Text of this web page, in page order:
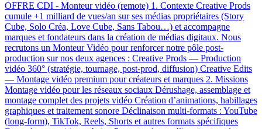
OFFRE CDI - Monteur vidéo (remote) 1. Contexte Creative Prods
cumule +1 milliard de vues/an sur ses médias propriétaires (Story
Cube, Solo Créa, Love Cube, Sans Tabou…) et accompagne
marques et fondateurs dans la création de médias digitaux. Nous
recrutons un Monteur Vidéo pour renforcer notre pôle post-
production sur nos deux agences : Creative Prods — Production
vidéo 360° (stratégie, tournage, post-prod, diffusion) Creative Edits
— Montage vidéo premium pour créateurs et marques 2. Missions
Montage vidéo pour les réseaux sociaux Dérushage, assemblage et
montage complet des projets vidéo Création d’animations, habillages
graphiques et traitement sonore Déclinaison multi-formats : YouTube
(long-form), TikTok, Reels, Shorts et autres formats spécifiques